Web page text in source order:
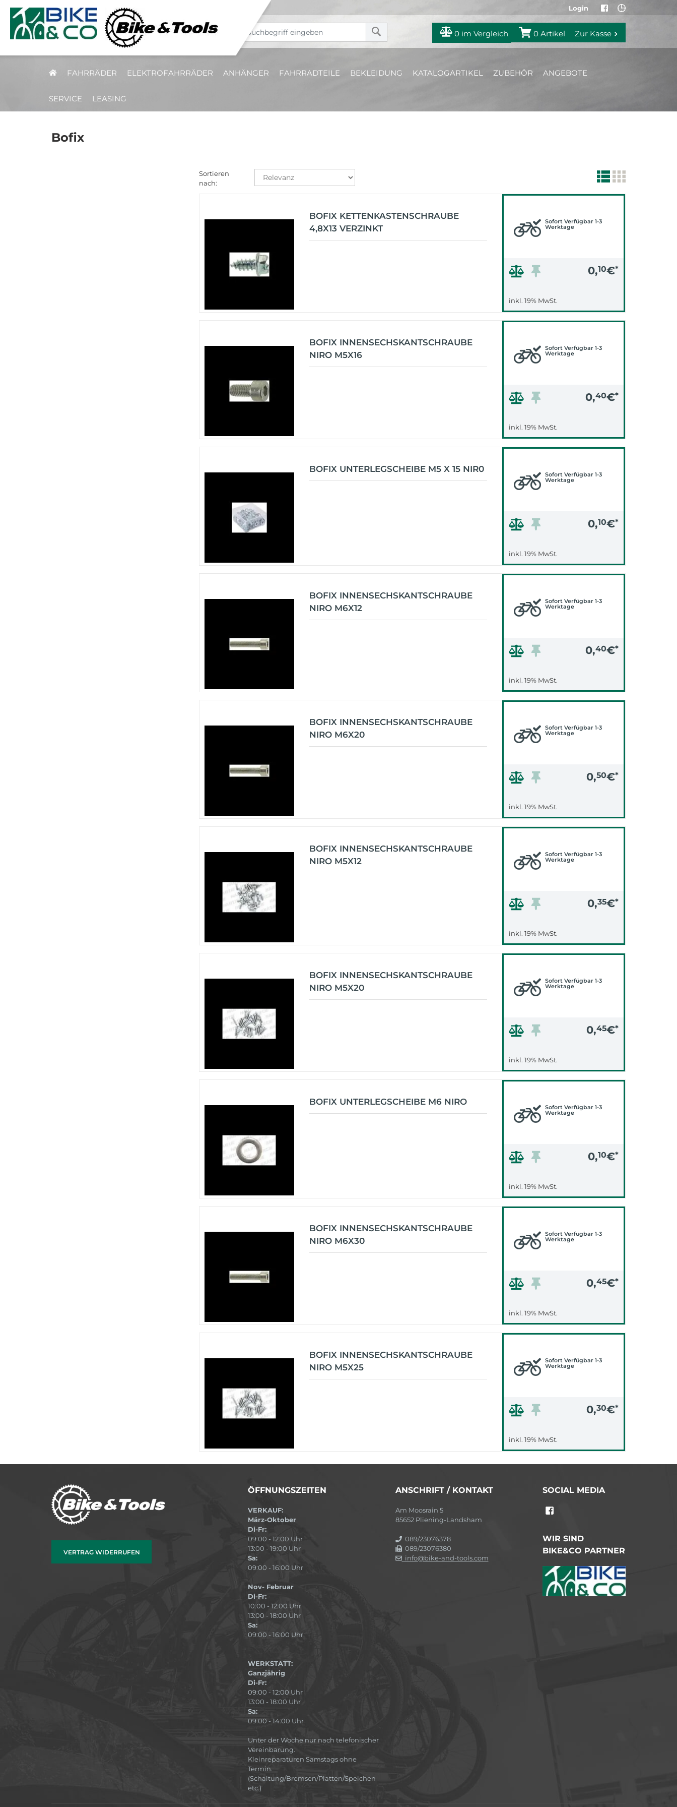
Login
0 im Vergleich 0 Artikel Zur Kasse
FAHRRÄDER ELEKTROFAHRRÄDER ANHÄNGER FAHRRADTEILE BEKLEIDUNG KATALOGARTIKEL ZUBEHÖR ANGEBOTE
SERVICE LEASING
Bofix
Sortieren
nach:
BOFIX KETTENKASTENSCHRAUBE
4,8X13 VERZINKT
Sofort Verfügbar 1-3
Werktage
0,10€*
inkl. 19% MwSt.
BOFIX INNENSECHSKANTSCHRAUBE
NIRO M5X16
Sofort Verfügbar 1-3
Werktage
0,40€*
inkl. 19% MwSt.
BOFIX UNTERLEGSCHEIBE M5 X 15 NIR0
Sofort Verfügbar 1-3
Werktage
0,10€*
inkl. 19% MwSt.
BOFIX INNENSECHSKANTSCHRAUBE
NIRO M6X12
Sofort Verfügbar 1-3
Werktage
0,40€*
inkl. 19% MwSt.
BOFIX INNENSECHSKANTSCHRAUBE
NIRO M6X20
Sofort Verfügbar 1-3
Werktage
0,50€*
inkl. 19% MwSt.
BOFIX INNENSECHSKANTSCHRAUBE
NIRO M5X12
Sofort Verfügbar 1-3
Werktage
0,35€*
inkl. 19% MwSt.
BOFIX INNENSECHSKANTSCHRAUBE
NIRO M5X20
Sofort Verfügbar 1-3
Werktage
0,45€*
inkl. 19% MwSt.
BOFIX UNTERLEGSCHEIBE M6 NIRO
Sofort Verfügbar 1-3
Werktage
0,10€*
inkl. 19% MwSt.
BOFIX INNENSECHSKANTSCHRAUBE
NIRO M6X30
Sofort Verfügbar 1-3
Werktage
0,45€*
inkl. 19% MwSt.
BOFIX INNENSECHSKANTSCHRAUBE
NIRO M5X25
Sofort Verfügbar 1-3
Werktage
0,30€*
inkl. 19% MwSt.
VERTRAG WIDERRUFEN
ÖFFNUNGSZEITEN
VERKAUF:
März-Oktober
Di-Fr:
09:00 - 12:00 Uhr
13:00 - 19:00 Uhr
Sa:
09:00 - 16:00 Uhr
Nov- Februar
Di-Fr:
10:00 - 12:00 Uhr
13:00 - 18:00 Uhr
Sa:
09:00 - 16:00 Uhr
WERKSTATT:
Ganzjährig
Di-Fr:
09:00 - 12:00 Uhr
13:00 - 18:00 Uhr
Sa:
09:00 - 14:00 Uhr
Unter der Woche nur nach telefonischer
Vereinbarung.
Kleinreparaturen Samstags ohne
Termin.
(Schaltung/Bremsen/Platten/Speichen
etc.)
ANSCHRIFT / KONTAKT
Am Moosrain 5
85652 Pliening-Landsham
089/23076378
089/23076380
info@bike-and-tools.com
SOCIAL MEDIA
WIR SIND
BIKE&CO PARTNER